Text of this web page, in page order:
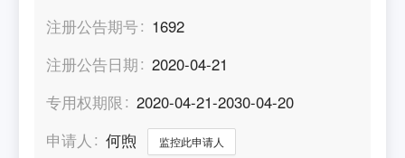
注册公告期号
1692
注册公告日期
2020-04-21
专用权期限
2020-04-21-2030-04-20
申请人
何煦 监控此申请人